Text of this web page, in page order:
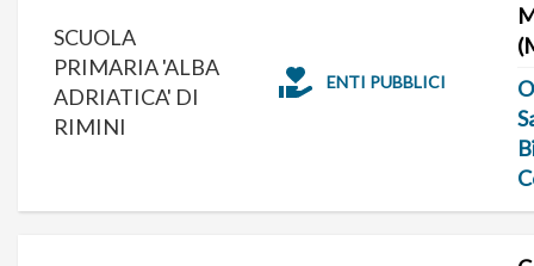
SCUOLA
PRIMARIA 'ALBA
ADRIATICA' DI
RIMINI
ENTI PUBBLICI